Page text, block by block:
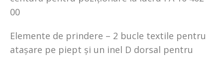
00
Elemente de prindere – 2 bucle textile pentru
atașare pe piept și un inel D dorsal pentru